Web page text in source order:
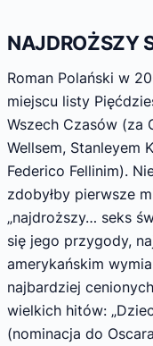
NAJDROŻSZY
Roman Polański w
miejscu listy
Wszech Czasów (za
Wellsem, Stanleyem
Federico Fellinim).
zdobyłby pierwsze
„najdroższy… seks
się jego przygody,
amerykańskim
najbardziej
wielkich hitów:
(nominacja do